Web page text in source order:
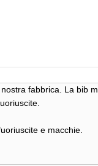
fabbrica. La bib
e macchie.